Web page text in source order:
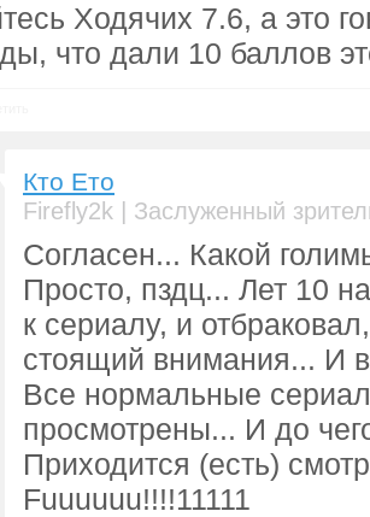
Ходячих 7.6, а это
что дали 10 баллов
Кто Ето
Firefly2k | Заслуженный
Согласен... Какой
Просто, пздц... Лет 10
к сериалу, и
стоящий внимания... И
Все нормальные
просмотрены... И до
Приходится (есть)
Fuuuuuu!!!!11111